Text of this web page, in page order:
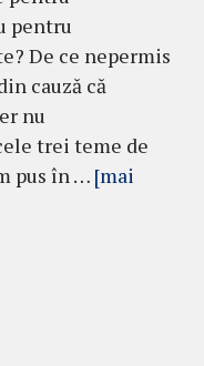
pentru
De ce nepermis
cauză că
nu
trei teme de
pus în … [mai